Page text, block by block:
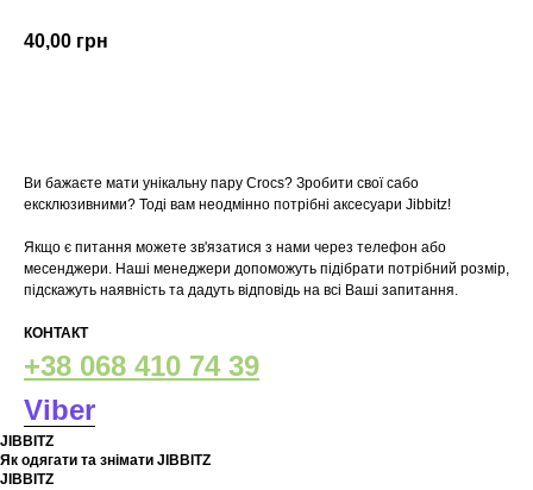
40,00 грн
Ви бажаєте мати унікальну пару Crocs? Зробити свої сабо
ексклюзивними? Тоді вам неодмінно потрібні аксесуари Jibbitz!
Якщо є питання можете зв'язатися з нами через телефон або
месенджери. Наші менеджери допоможуть підібрати потрібний розмір,
підскажуть наявність та дадуть відповідь на всі Ваші запитання.
КОНТАКТ
+38 068 410 74 39
Viber
JIBBITZ
Як одягати та знімати JIBBITZ
JIBBITZ